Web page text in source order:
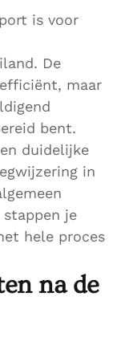
is voor
De
maar
bent.
duidelijke
in
je
hele proces
na de